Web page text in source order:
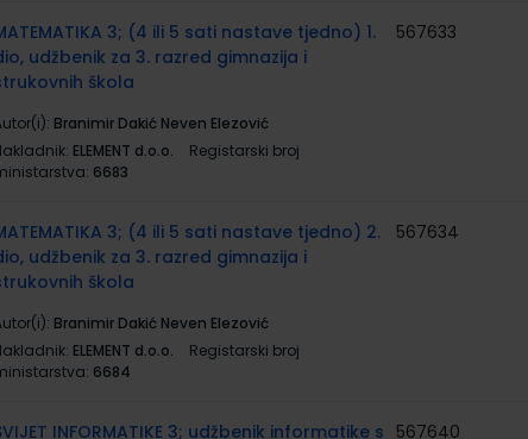
3; (4 ili 5 sati nastave tjedno) 1.
udžbenik za 3. razred gimnazija i
škola
Branimir Dakić Neven Elezović
ELEMENT d.o.o.
Registarski broj
6683
567633
3; (4 ili 5 sati nastave tjedno) 2.
udžbenik za 3. razred gimnazija i
škola
Branimir Dakić Neven Elezović
ELEMENT d.o.o.
Registarski broj
6684
567634
INFORMATIKE 3; udžbenik informatike s 567640